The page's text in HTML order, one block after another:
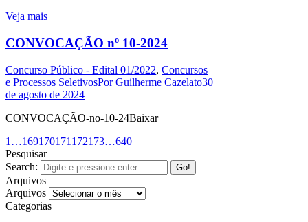
Veja mais
CONVOCAÇÃO nº 10-2024
Concurso Público - Edital 01/2022, Concursos
e Processos SeletivosPorGuilherme Cazelato30
de agosto de 2024
CONVOCAÇÃO-no-10-24Baixar
1 …169170171 172173…640
Pesquisar
Search:
Arquivos
Arquivos
Categorias